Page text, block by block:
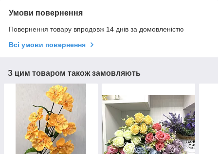
Умови повернення
Повернення товару впродовж 14 днів за домовленістю
Всі умови повернення
З цим товаром також замовляють